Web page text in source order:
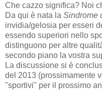
Che cazzo significa? Noi
Da qui è nata la Sindrome
invidia/gelosia per esseri
essendo superiori nello
distinguono per altre
secondo piano la vostra
La discussione si è
del 2013 (prossimamente
"sportivi" per il prossimo